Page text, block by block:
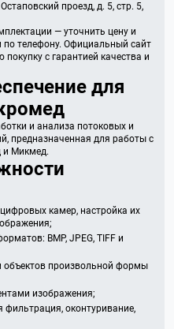
проезд, д. 5, стр. 5,
— уточнить цену и
телефону. Официальный сайт
с гарантией качества и
для
и анализа потоковых и
предназначенная для работы с
и Микмед.
камер, настройка их
BMP, JPEG, TIFF и
объектов произвольной формы
изображения;
фильтрация, оконтуривание,